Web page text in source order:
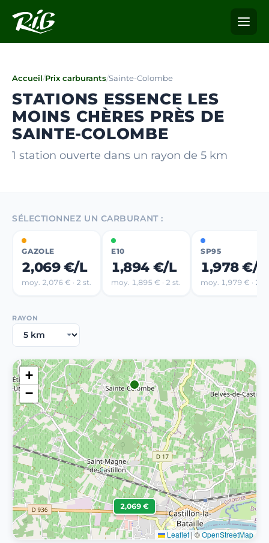
Accueil/Prix carburants/Sainte-Colombe
STATIONS ESSENCE LES
MOINS CHÈRES PRÈS DE
SAINTE-COLOMBE
1 station ouverte dans un rayon de 5 km
SÉLECTIONNEZ UN CARBURANT :
GAZOLE
2,069 €/L
moy. 2,076 € · 2 st.
E10
1,894 €/L
moy. 1,895 € · 2 st.
SP95
1,978 €/L
moy. 1,979 € · 2
RAYON
2,069 €
+
−
Leaflet | ©OpenStreetMap